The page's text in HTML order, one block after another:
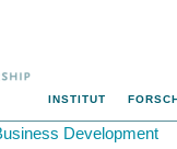
INSTITUT
Development